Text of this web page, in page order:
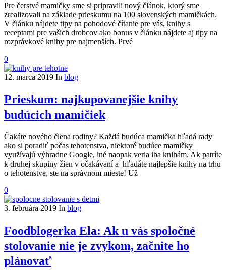
Pre čerstvé mamičky sme si pripravili nový článok, ktorý sme
zrealizovali na základe prieskumu na 100 slovenských mamičkách.
V článku nájdete tipy na pohodové čítanie pre vás, knihy s
receptami pre vašich drobcov ako bonus v článku nájdete aj tipy na
rozprávkové knihy pre najmenších. Prvé
0
12. marca 2019 In blog
Prieskum: najkupovanejšie knihy
budúcich mamičiek
Čakáte nového člena rodiny? Každá budúca mamička hľadá rady
ako si poradiť počas tehotenstva, niektoré budúce mamičky
využívajú výhradne Google, iné naopak veria iba knihám. Ak patríte
k druhej skupiny žien v očakávaní a hľadáte najlepšie knihy na trhu
o tehotenstve, ste na správnom mieste! Už
0
3. februára 2019 In blog
Foodblogerka Ela: Ak u vás spoločné
stolovanie nie je zvykom, začnite ho
plánovať